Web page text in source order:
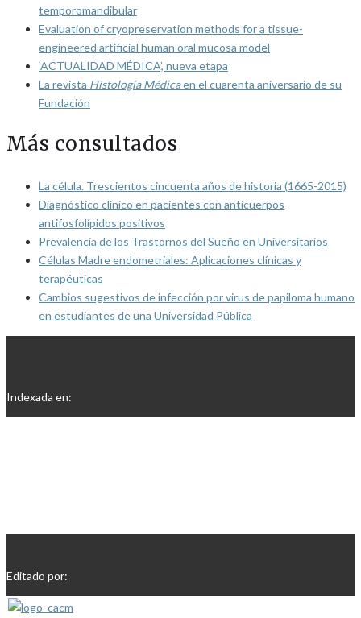
temporomandibular
Evaluation of cryopreservation methods for a tissue-
engineered artificial human oral mucosa model
‘ACTUALIDAD MÉDICA’, nueva etapa
La revista Histología Médicaen el cuarenta aniversario de su
Fundación
Más consultados
La célula. Trescientos cincuenta años de historia (1665-2015)
Diagnóstico clínico en pacientes con anticuerpos
antifosfolípidos positivos
Prevalencia de los Trastornos del Sueño en Universitarios
Células Madre endometriales: Aplicaciones clínicas y
terapéuticas
Cambios sugestivos de infección por virus de papiloma humano
en estudiantes de una Universidad Pública
Indexada en:
Editado por: